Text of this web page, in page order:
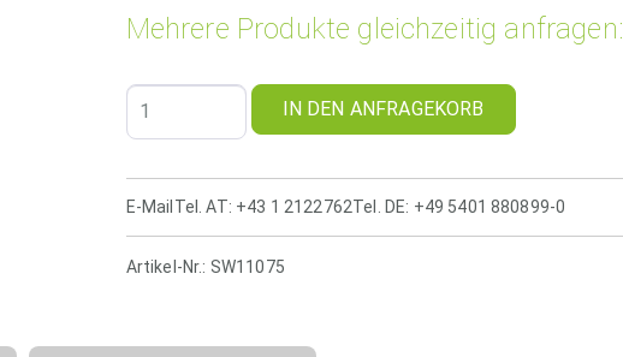
Mehrere Produkte gleichzeitig anfragen:
IN DEN ANFRAGEKORB
E-Mail Tel. AT: +43 1 2122762Tel. DE: +49 5401 880899-0
Artikel-Nr.: SW11075